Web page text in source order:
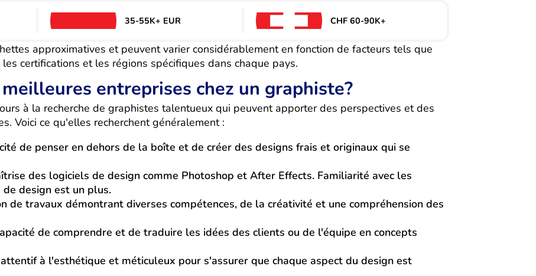
35-55K+ EUR CHF 60-90K+
approximatives et peuvent varier considérablement en fonction de facteurs tels que
certifications et les régions spécifiques dans chaque pays.
entreprises chez un graphiste?
à la recherche de graphistes talentueux qui peuvent apporter des perspectives et des
Voici ce qu'elles recherchent généralement :
de penser en dehors de la boîte et de créer des designs frais et originaux qui se
des logiciels de design comme Photoshop et After Effects. Familiarité avec les
design est un plus.
de travaux démontrant diverses compétences, de la créativité et une compréhension des
de comprendre et de traduire les idées des clients ou de l'équipe en concepts
à l'esthétique et méticuleux pour s'assurer que chaque aspect du design est